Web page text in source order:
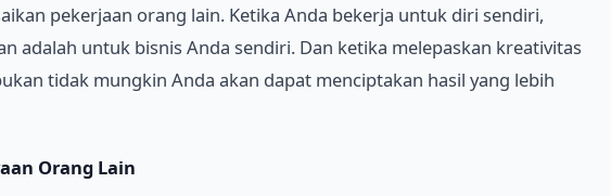
pekerjaan orang lain. Ketika Anda bekerja untuk diri sendiri,
adalah untuk bisnis Anda sendiri. Dan ketika melepaskan kreativitas
tidak mungkin Anda akan dapat menciptakan hasil yang lebih
Orang Lain